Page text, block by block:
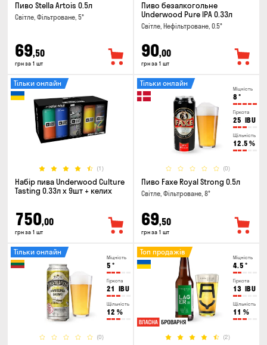
Пиво Stella Artois 0.5л
Світле, Фільтроване, 5°
69,50
грн за 1 шт
Пиво безалкогольне
Underwood Pure IPA 0.33л
Світле, Нефільтроване, 0.5°
90,00
грн за 1 шт
(1)
Тільки онлайн
Набір пива Underwood Culture
Tasting 0.33л x 9шт + келих
750,00
грн за 1 шт
Міцність
8 °
Гіркота
25 IBU
Щільність
12.5 %
(0)
Тільки онлайн
Пиво Faxe Royal Strong 0.5л
Світле, Фільтроване, 8°
69,50
грн за 1 шт
Міцність
5 °
Гіркота
21 IBU
Щільність
12 %
(0)
Тільки онлайн
Міцність
4.5 °
Гіркота
13 IBU
Щільність
11 %
(2)
Топ продажів